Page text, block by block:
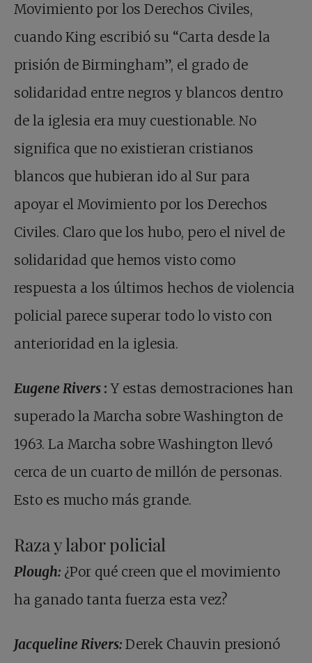
Movimiento por los Derechos Civiles,
cuando King escribió su “Carta desde la
prisión de Birmingham”, el grado de
solidaridad entre negros y blancos dentro
de la iglesia era muy cuestionable. No
significa que no existieran cristianos
blancos que hubieran ido al Sur para
apoyar el Movimiento por los Derechos
Civiles. Claro que los hubo, pero el nivel de
solidaridad que hemos visto como
respuesta a los últimos hechos de violencia
policial parece superar todo lo visto con
anterioridad en la iglesia.
Eugene Rivers :Y estas demostraciones han
superado la Marcha sobre Washington de
1963. La Marcha sobre Washington llevó
cerca de un cuarto de millón de personas.
Esto es mucho más grande.
Raza y labor policial
Plough: ¿Por qué creen que el movimiento
ha ganado tanta fuerza esta vez?
Jacqueline Rivers: Derek Chauvin presionó